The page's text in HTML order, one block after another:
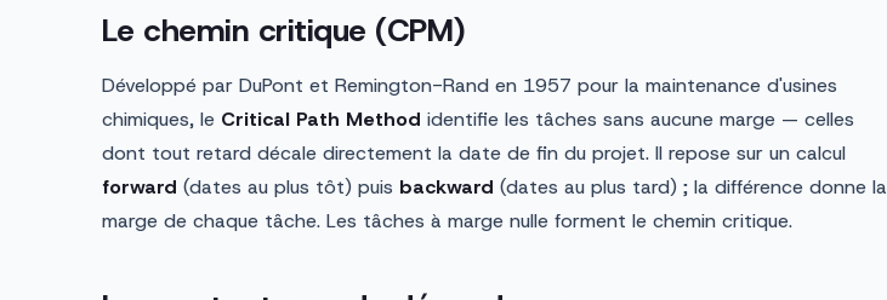
Le chemin critique (CPM)
Développé par DuPont et Remington-Rand en 1957 pour la maintenance d'usines
chimiques, le Critical Path Method identifie les tâches sans aucune marge — celles
dont tout retard décale directement la date de fin du projet. Il repose sur un calcul
forward (dates au plus tôt) puis backward (dates au plus tard) ; la différence donne la
marge de chaque tâche. Les tâches à marge nulle forment le chemin critique.